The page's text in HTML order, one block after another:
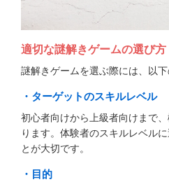
適切な謎解きゲームの選び方
謎解きゲームを選ぶ際には、以下
・ターゲットのスキルレベル
初心者向けから上級者向けまで
ります。体験者のスキルレベル
とが大切です。
・目的